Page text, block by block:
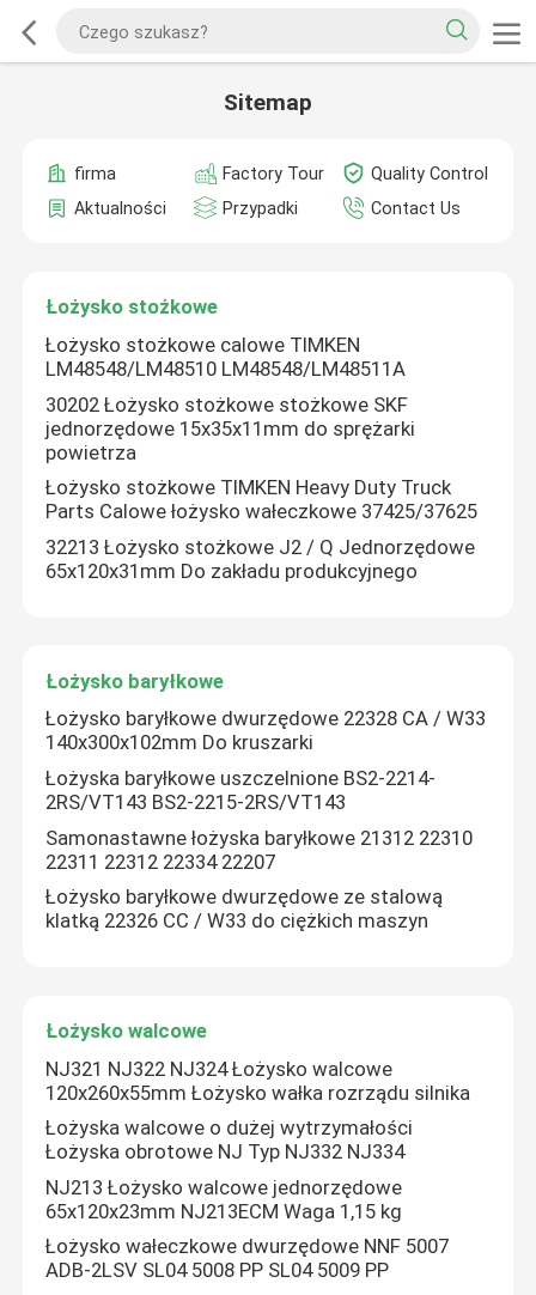
Sitemap
firma Factory Tour
Quality Control
Aktualności
Przypadki Contact Us
Łożysko stożkowe
Łożysko stożkowe calowe TIMKEN
LM48548/LM48510 LM48548/LM48511A
30202 Łożysko stożkowe stożkowe SKF
jednorzędowe 15x35x11mm do sprężarki
powietrza
Łożysko stożkowe TIMKEN Heavy Duty Truck
Parts Calowe łożysko wałeczkowe 37425/37625
32213 Łożysko stożkowe J2 / Q Jednorzędowe
65x120x31mm Do zakładu produkcyjnego
Łożysko baryłkowe
Łożysko baryłkowe dwurzędowe 22328 CA / W33
140x300x102mm Do kruszarki
Łożyska baryłkowe uszczelnione BS2-2214-
2RS/VT143 BS2-2215-2RS/VT143
Samonastawne łożyska baryłkowe 21312 22310
22311 22312 22334 22207
Łożysko baryłkowe dwurzędowe ze stalową
klatką 22326 CC / W33 do ciężkich maszyn
Łożysko walcowe
NJ321 NJ322 NJ324 Łożysko walcowe
120x260x55mm Łożysko wałka rozrządu silnika
Łożyska walcowe o dużej wytrzymałości
Łożyska obrotowe NJ Typ NJ332 NJ334
NJ213 Łożysko walcowe jednorzędowe
65x120x23mm NJ213ECM Waga 1,15 kg
Łożysko wałeczkowe dwurzędowe NNF 5007
ADB-2LSV SL04 5008 PP SL04 5009 PP